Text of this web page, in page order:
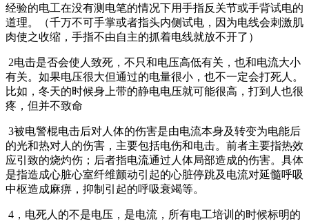
经验的电工在没有测电笔的情况下用手指反关节或手背试电的
道理。（千万不可手掌或者指头内侧试电，因为电线会刺激肌
肉使之收缩，手指不由自主的抓着电线就放不开了）
2电击是否会使人致死，不只和电压高低有关，也和电流大小
有关。如果电压很大但通过的电量很小，也不一定会打死人。
比如，冬天的时候身上带的静电电压就可能很高，打到人也很
疼，但并不致命
3被电警棍电击后对人体的伤害是由电流本身及转变为电能后
的光和热对人的伤害，主要包括电伤和电击。前者主要指热效
应引致的烧灼伤；后者指电流通过人体局部造成的伤害。具体
是指造成心脏心室纤维颤动引起的心脏停跳及电流对延髓呼吸
中枢造成麻痹，抑制引起的呼吸衰竭等。
4，电死人的不是电压，是电流，所有电工培训的时候标明的